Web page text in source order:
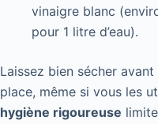
vinaigre blanc
pour 1 litre d’eau).
Laissez bien sécher
place, même si vous les
hygiène rigoureuse